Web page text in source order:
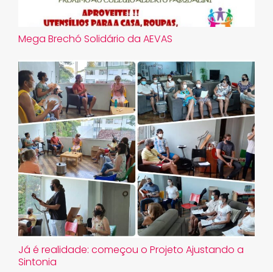
Mega Brechó Solidário da AEVAS
Já é realidade: começou o Projeto Ajustando a
Sintonia